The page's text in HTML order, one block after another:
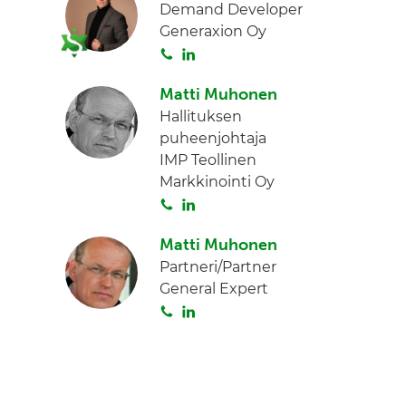
Demand Developer
Generaxion Oy
S
i
t
a
n
k
e
d
I
Matti Muhonen
Hallituksen
puheenjohtaja
IMP Teollinen
Markkinointi Oy
S
i
t
a
n
k
e
Matti Muhonen
Partneri/Partner
General Expert
S